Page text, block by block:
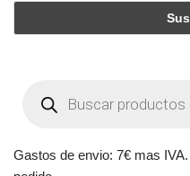
Gastos de envio: 7€ mas